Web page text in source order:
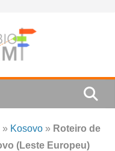
» Kosovo » Roteiro de
(Leste Europeu)